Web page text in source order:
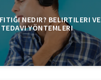
NEDIR? BELIRTILERI VE
TEDAVI YÖNTEMLERI